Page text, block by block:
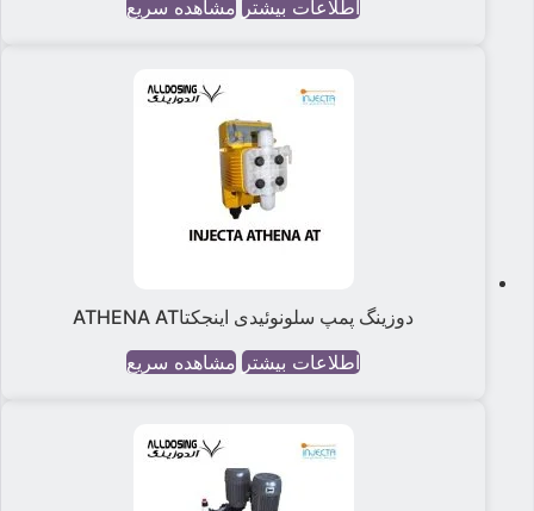
اطلاعات بیشتر مشاهده سریع
دوزینگ پمپ سلونوئیدی اینجکتاATHENA AT
اطلاعات بیشتر مشاهده سریع